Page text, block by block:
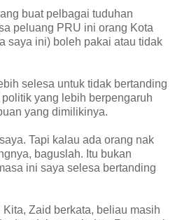
buat pelbagai tuduhan
peluang PRU ini orang Kota
saya ini) boleh pakai atau tidak
selesa untuk tidak bertanding
yang lebih berpengaruh
yang dimilikinya.
Tapi kalau ada orang nak
baguslah. Itu bukan
ini saya selesa bertanding
Zaid berkata, beliau masih